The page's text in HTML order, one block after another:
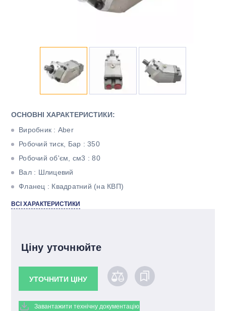
ОСНОВНІ ХАРАКТЕРИСТИКИ:
Виробник : Aber
Робочий тиск, Бар : 350
Робочий об'єм, см3 : 80
Вал : Шлицевий
Фланец : Квадратний (на КВП)
Кількість потоків : Однопоточний
ВСІ ХАРАКТЕРИСТИКИ
Ціну уточнюйте
УТОЧНИТИ ЦІНУ
Завантажити технічну документацію